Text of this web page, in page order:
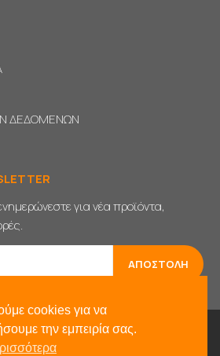
ΔΕΔΟΜΕΝΩΝ
για νέα προϊόντα,
cookies για να
την εμπειρία σας.